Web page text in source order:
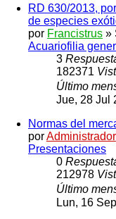
RD 630/2013,
de especies
por Francistrus »
Acuariofilia
3
182371
Último
Jue, 28 Jul
Normas del
porAdministrador
Presentaciones
0
212978
Último
Lun, 16